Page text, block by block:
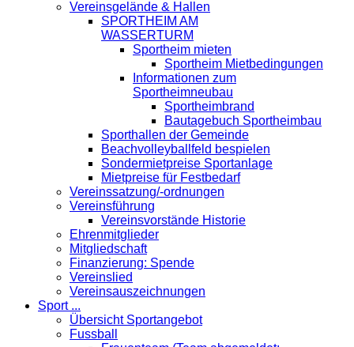
Vereinsgelände & Hallen
SPORTHEIM AM
WASSERTURM
Sportheim mieten
Sportheim Mietbedingungen
Informationen zum
Sportheimneubau
Sportheimbrand
Bautagebuch Sportheimbau
Sporthallen der Gemeinde
Beachvolleyballfeld bespielen
Sondermietpreise Sportanlage
Mietpreise für Festbedarf
Vereinssatzung/-ordnungen
Vereinsführung
Vereinsvorstände Historie
Ehrenmitglieder
Mitgliedschaft
Finanzierung: Spende
Vereinslied
Vereinsauszeichnungen
Sport ...
Übersicht Sportangebot
Fussball